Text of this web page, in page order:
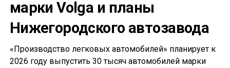
марки Volga и планы
Нижегородского автозавода
«Производство легковых автомобилей» планирует к
2026 году выпустить 30 тысяч автомобилей марки